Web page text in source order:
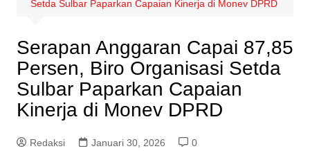
Setda Sulbar Paparkan Capaian Kinerja di Monev DPRD
Serapan Anggaran Capai 87,85
Persen, Biro Organisasi Setda
Sulbar Paparkan Capaian
Kinerja di Monev DPRD
Redaksi Januari 30, 2026
0